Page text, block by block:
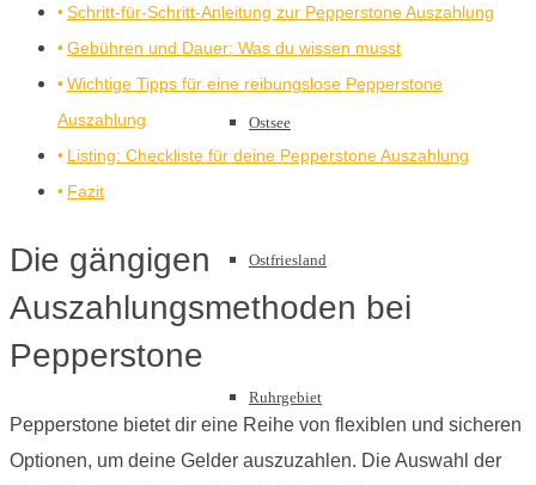
Ostsee
Ostfriesland
Ruhrgebiet
Schritt-für-Schritt-Anleitung zur Pepperstone Auszahlung
Gebühren und Dauer: Was du wissen musst
Wichtige Tipps für eine reibungslose Pepperstone
Auszahlung
Listing: Checkliste für deine Pepperstone Auszahlung
Fazit
Die gängigen
Auszahlungsmethoden bei
Pepperstone
Pepperstone bietet dir eine Reihe von flexiblen und sicheren
Optionen, um deine Gelder auszuzahlen. Die Auswahl der